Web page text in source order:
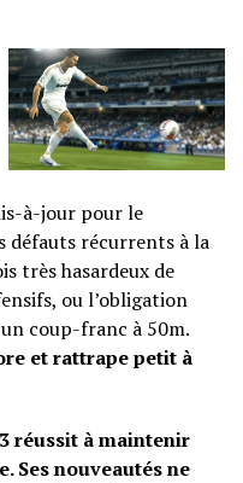
à-jour pour le
défauts récurrents à la
très hasardeux de
ou l’obligation
coup-franc à 50m.
et rattrape petit à
réussit à maintenir
Ses nouveautés ne